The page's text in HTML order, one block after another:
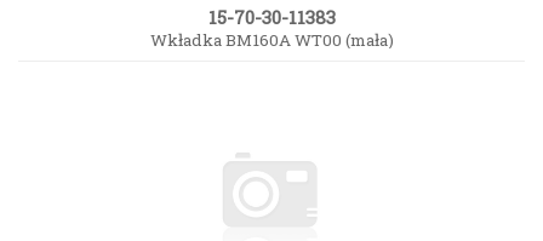
15-70-30-11383
Wkładka BM160A WT00 (mała)